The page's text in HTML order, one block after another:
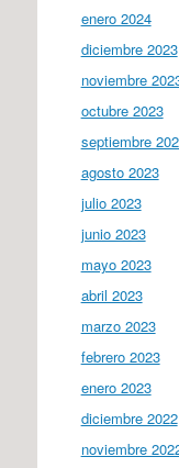
enero 2024
diciembre 2023
noviembre
octubre 2023
septiembre
agosto 2023
julio 2023
junio 2023
mayo 2023
abril 2023
marzo 2023
febrero 2023
enero 2023
diciembre 2022
noviembre